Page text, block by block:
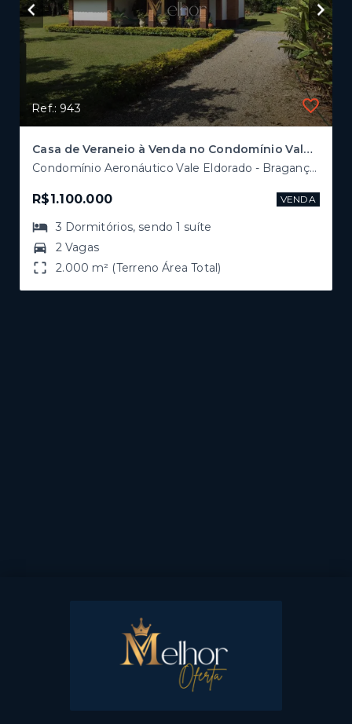
Ref.: 943
Casa de Veraneio à Venda no Condomínio Vale Eldorado – Bragança Paulista/SP
Condomínio Aeronáutico Vale Eldorado - Bragança Paulista/SP
R$1.100.000 VENDA
3 Dormitórios, sendo1 suíte
2 Vagas
2.000 m² (Terreno Área Total)